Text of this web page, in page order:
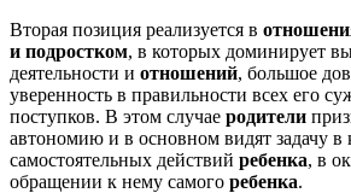
Вторая позиция реализуется в
и подростком, в которых доминирует
деятельности и отношений, большое
уверенность в правильности всех его
поступков. В этом случае родители
автономию и в основном видят задачу в
самостоятельных действий ребенка, в
обращении к нему самого ребенка.